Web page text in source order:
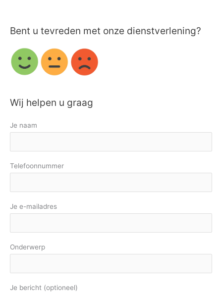
Bent u tevreden met onze dienstverlening?
Wij helpen u graag
Je naam
Telefoonnummer
Je e-mailadres
Onderwerp
Je bericht (optioneel)